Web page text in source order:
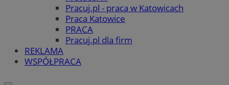
Pracuj.pl - praca w Katowicach
Praca Katowice
PRACA
Pracuj.pl dla firm
REKLAMA
WSPÓŁPRACA